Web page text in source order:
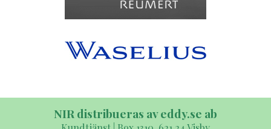
NIR distribueras av eddy.se ab